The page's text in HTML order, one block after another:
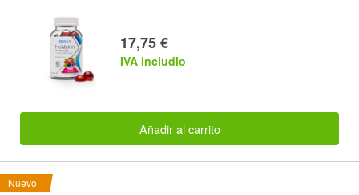
17,75 €
IVA includio
Añadir al carrito
Nuevo